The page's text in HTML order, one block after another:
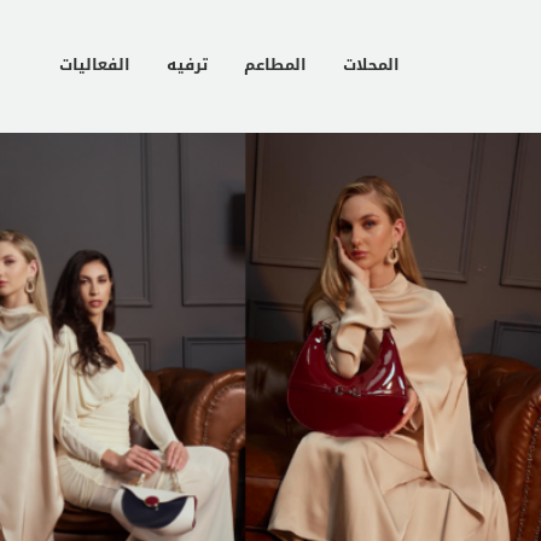
المحلات المطاعم ترفيه الفعاليات